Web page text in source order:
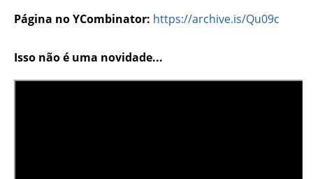
Página no YCombinator: https://archive.is/Qu09c
Isso não é uma novidade...